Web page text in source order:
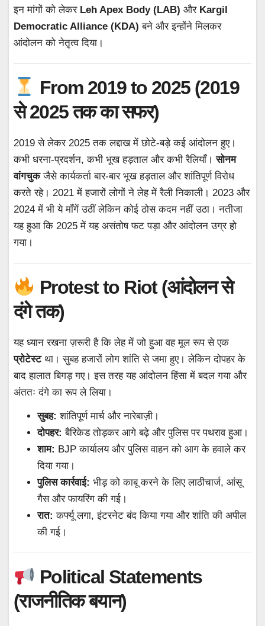
इन मांगों को लेकर Leh Apex Body (LAB) और Kargil
Democratic Alliance (KDA) बने और इन्होंने मिलकर
आंदोलन को नेतृत्व दिया।
From 2019 to 2025 (2019
से 2025 तक का सफर)
2019 से लेकर 2025 तक लद्दाख में छोटे-बड़े कई आंदोलन हुए।
कभी धरना-प्रदर्शन, कभी भूख हड़ताल और कभी रैलियाँ।सोनम
वांगचुकजैसे कार्यकर्ता बार-बार भूख हड़ताल और शांतिपूर्ण विरोध
करते रहे। 2021 में हजारों लोगों ने लेह में रैली निकाली। 2023 और
2024 में भी ये माँगें उठीं लेकिन कोई ठोस कदम नहीं उठा। नतीजा
यह हुआ कि 2025 में यह असंतोष फट पड़ा और आंदोलन उग्र हो
गया।
Protest to Riot (आंदोलन से
दंगे तक)
यह ध्यान रखना ज़रूरी है कि लेह में जो हुआ वह मूल रूप से एक
प्रोटेस्टथा। सुबह हजारों लोग शांति से जमा हुए। लेकिन दोपहर के
बाद हालात बिगड़ गए। इस तरह यह आंदोलन हिंसा में बदल गया और
अंततः दंगे का रूप ले लिया।
सुबह: शांतिपूर्ण मार्च और नारेबाज़ी।
दोपहर: बैरिकेड तोड़कर आगे बढ़े और पुलिस पर पथराव हुआ।
शाम: BJP कार्यालय और पुलिस वाहन को आग के हवाले कर
दिया गया।
पुलिस कार्रवाई: भीड़ को काबू करने के लिए लाठीचार्ज, आंसू
गैस और फायरिंग की गई।
रात: कर्फ्यू लगा, इंटरनेट बंद किया गया और शांति की अपील
की गई।
Political Statements
(राजनीतिक बयान)